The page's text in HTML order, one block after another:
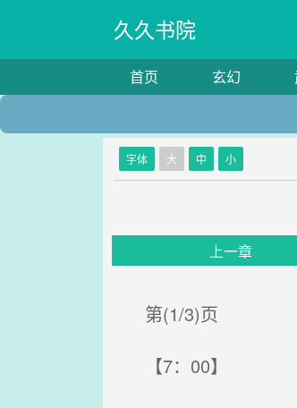
久久书院
首页 玄幻
字体 大 中 小
上一章
第(1/3)页
【7：00】